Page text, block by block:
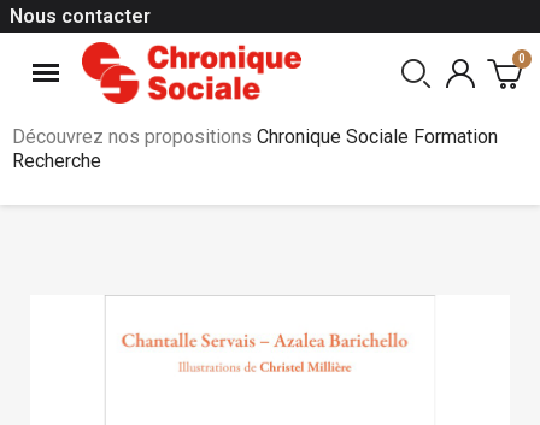
Nous contacter
Découvrez nos propositions Chronique Sociale Formation
Recherche